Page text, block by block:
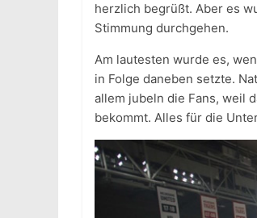
herzlich begrüßt. Aber es
Stimmung durchgehen.
Am lautesten wurde es,
in Folge daneben setzte.
allem jubeln die Fans, weil
bekommt. Alles für die